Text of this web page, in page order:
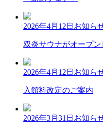
2026年4月12日 お知ら
双炎サウナがオープン
2026年4月12日 お知ら
入館料改定のご案内
2026年3月31日 お知ら